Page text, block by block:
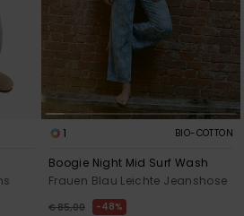
1 BIO-COTTON
Boogie Night Mid Surf Wash
Frauen Blau Leichte Jeanshose
€ 85,00 48%